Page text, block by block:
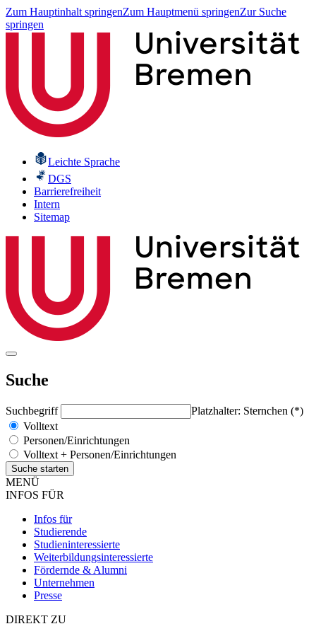
Zum Hauptinhalt springenZum Hauptmenü springenZur Suche
springen
Leichte Sprache
DGS
Barrierefreiheit
Intern
Sitemap
Suche
Suchbegriff
Platzhalter: Sternchen (*)
Volltext
Personen/Einrichtungen
Volltext + Personen/Einrichtungen
MENÜ
INFOS FÜR
Infos für
Studierende
Studieninteressierte
Weiterbildungsinteressierte
Fördernde & Alumni
Unternehmen
Presse
DIREKT ZU